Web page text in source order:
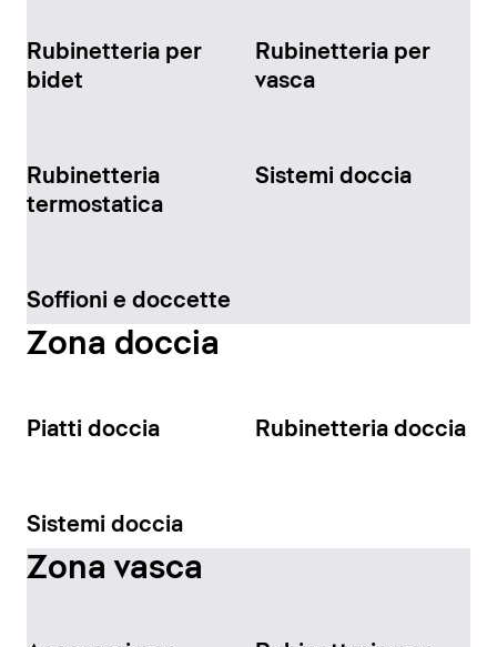
Rubinetteria per
bidet
Rubinetteria per
vasca
Rubinetteria
termostatica
Sistemi doccia
Soffioni e doccette
Zona doccia
Piatti doccia Rubinetteria doccia
Sistemi doccia
Zona vasca